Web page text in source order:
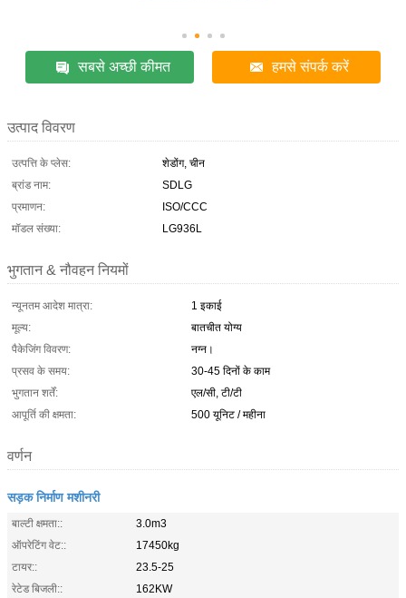
सबसे अच्छी कीमत हमसे संपर्क करें
उत्पाद विवरण
उत्पत्ति के प्लेस:
शेडोंग, चीन
ब्रांड नाम:
SDLG
प्रमाणन:
ISO/CCC
मॉडल संख्या:
LG936L
भुगतान & नौवहन नियमों
न्यूनतम आदेश मात्रा:
1 इकाई
मूल्य:
बातचीत योग्य
पैकेजिंग विवरण:
नग्न।
प्रसव के समय:
30-45 दिनों के काम
भुगतान शर्तें:
एल/सी, टी/टी
आपूर्ति की क्षमता:
500 यूनिट / महीना
वर्णन
सड़क निर्माण मशीनरी
बाल्टी क्षमता::
3.0m3
ऑपरेटिंग वेट::
17450kg
टायर::
23.5-25
रेटेड बिजली::
162KW